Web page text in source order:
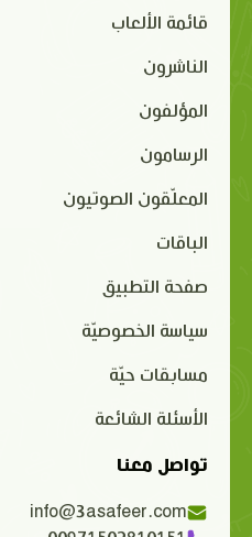
قائمة الألعاب
الناشرون
المؤلفون
الرسامون
المعلّقون الصوتيون
الباقات
صفحة التطبيق
سياسة الخصوصيّة
مسابقات حيّة
الأسئلة الشائعة
تواصل معنا
info@3asafeer.com